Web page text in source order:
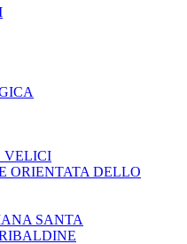
VELICI
ORIENTATA DELLO
SANTA